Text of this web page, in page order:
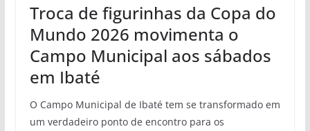
Troca de figurinhas da Copa do
Mundo 2026 movimenta o
Campo Municipal aos sábados
em Ibaté
O Campo Municipal de Ibaté tem se transformado em
um verdadeiro ponto de encontro para os